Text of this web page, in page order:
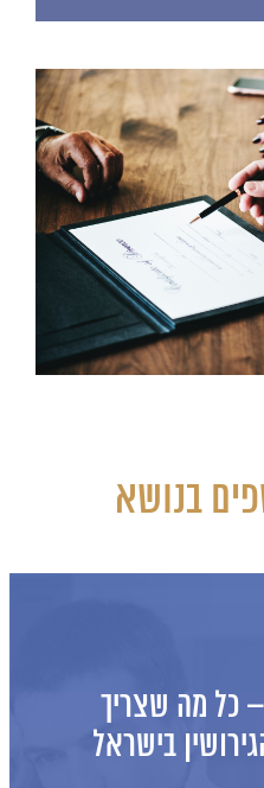
בנושא
השופט פליקס
גורודצקי (ת"ע 25797-12-15):
בכתב יד?